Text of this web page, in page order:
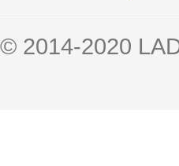
© 2014-2020